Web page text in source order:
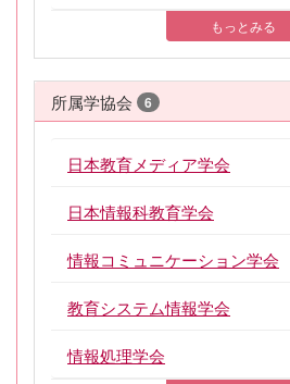
もっとみる
所属学協会 6
日本教育メディア学会
日本情報科教育学会
情報コミュニケーション学会
教育システム情報学会
情報処理学会